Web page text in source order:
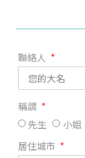
聯絡人
稱謂
先生
小姐
居住城市